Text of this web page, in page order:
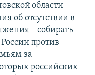
области
об отсутствии в
– собирать
против
за
российских